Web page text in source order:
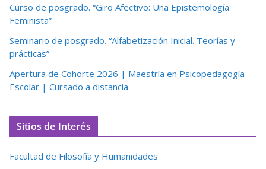
Curso de posgrado. “Giro Afectivo: Una Epistemología
Feminista”
Seminario de posgrado. “Alfabetización Inicial. Teorías y
prácticas”
Apertura de Cohorte 2026 | Maestría en Psicopedagogía
Escolar | Cursado a distancia
Sitios de Interés
Facultad de Filosofía y Humanidades